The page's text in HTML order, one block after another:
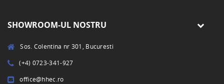
SHOWROOM-UL NOSTRU
Sos. Colentina nr 301, Bucuresti
(+4) 0723-341-927
office@hhec.ro